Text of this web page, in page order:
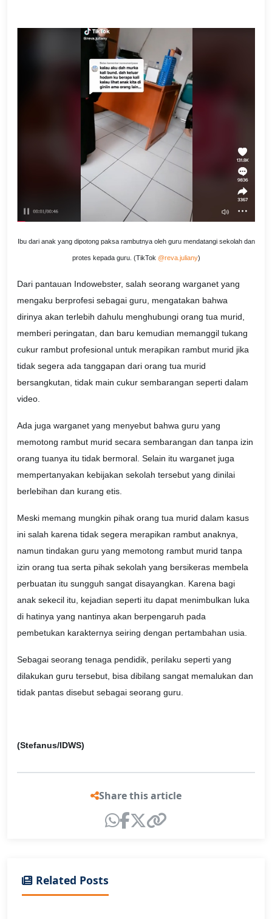
Ibu dari anak yang dipotong paksa rambutnya oleh guru mendatangi sekolah dan
protes kepada guru. (TikTok @reva.juliany)
Dari pantauan Indowebster, salah seorang warganet yang
mengaku berprofesi sebagai guru, mengatakan bahwa
dirinya akan terlebih dahulu menghubungi orang tua murid,
memberi peringatan, dan baru kemudian memanggil tukang
cukur rambut profesional untuk merapikan rambut murid jika
tidak segera ada tanggapan dari orang tua murid
bersangkutan, tidak main cukur sembarangan seperti dalam
video.
Ada juga warganet yang menyebut bahwa guru yang
memotong rambut murid secara sembarangan dan tanpa izin
orang tuanya itu tidak bermoral. Selain itu warganet juga
mempertanyakan kebijakan sekolah tersebut yang dinilai
berlebihan dan kurang etis.
Meski memang mungkin pihak orang tua murid dalam kasus
ini salah karena tidak segera merapikan rambut anaknya,
namun tindakan guru yang memotong rambut murid tanpa
izin orang tua serta pihak sekolah yang bersikeras membela
perbuatan itu sungguh sangat disayangkan. Karena bagi
anak sekecil itu, kejadian seperti itu dapat menimbulkan luka
di hatinya yang nantinya akan berpengaruh pada
pembetukan karakternya seiring dengan pertambahan usia.
Sebagai seorang tenaga pendidik, perilaku seperti yang
dilakukan guru tersebut, bisa dibilang sangat memalukan dan
tidak pantas disebut sebagai seorang guru.
(Stefanus/IDWS)
Share this article
Related Posts